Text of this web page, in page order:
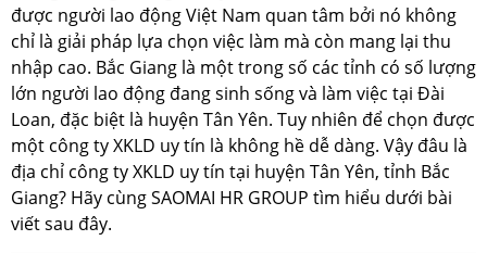
được người lao động Việt Nam quan tâm bởi nó không
chỉ là giải pháp lựa chọn việc làm mà còn mang lại thu
nhập cao. Bắc Giang là một trong số các tỉnh có số lượng
lớn người lao động đang sinh sống và làm việc tại Đài
Loan, đặc biệt là huyện Tân Yên. Tuy nhiên để chọn được
một công ty XKLD uy tín là không hề dễ dàng. Vậy đâu là
địa chỉ công ty XKLD uy tín tại huyện Tân Yên, tỉnh Bắc
Giang? Hãy cùng SAOMAI HR GROUP tìm hiểu dưới bài
viết sau đây.